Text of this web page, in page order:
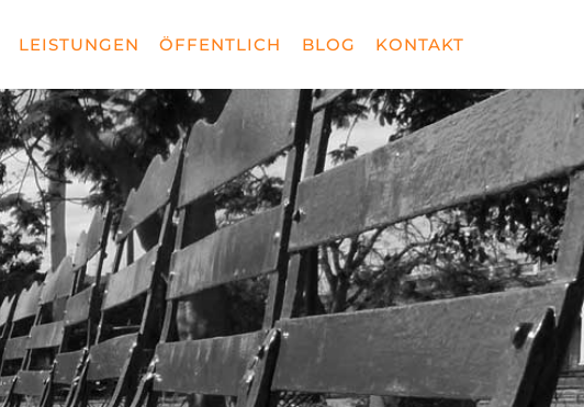
LEISTUNGEN ÖFFENTLICH BLOG KONTAKT